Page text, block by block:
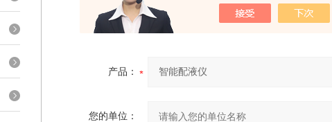
Android 操作系统，支持拼音首字母检索，人性化的交互体验
产品：
您的单位：